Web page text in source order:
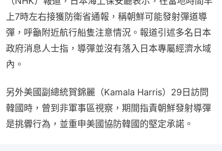
上7時左右接獲防衛省通報，稱朝鮮可能發射彈道導
彈，呼籲附近航行船隻注意情況。報道引述多名日本
政府消息人士指，導彈並沒有落入日本專屬經濟水域
內。
另外美國副總統賀錦麗（Kamala Harris）29日訪問
韓國時，曾到非軍事區視察，期間指責朝鮮發射導彈
是挑釁行為，並重申美國協防韓國的堅定承諾。